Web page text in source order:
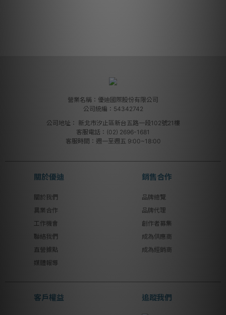
營業名稱：優迪國際股份有限公司
公司統編：54342742
公司地址： 新北市汐止區新台五路一段102號21樓
客服電話：(02) 2696-1681
客服時間：週一至週五 9:00~18:00
關於優迪
關於我們
異業合作
工作機會
聯絡我們
直營據點
媒體報導
銷售合作
品牌總覽
品牌代理
創作者募集
成為供應商
成為經銷商
客戶權益 追蹤我們